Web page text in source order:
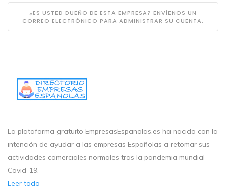
¿ES USTED DUEÑO DE ESTA EMPRESA? ENVÍENOS UN
CORREO ELECTRÓNICO PARA ADMINISTRAR SU CUENTA.
La plataforma gratuito EmpresasEspanolas.es ha nacido con la
intención de ayudar a las empresas Españolas a retomar sus
actividades comerciales normales tras la pandemia mundial
Covid-19.
Leer todo